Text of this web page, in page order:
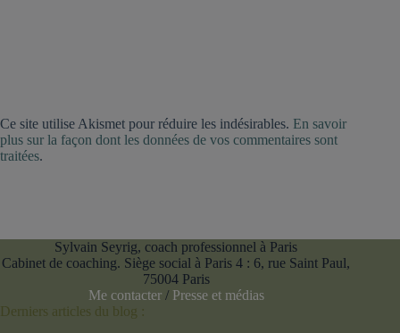
Ce site utilise Akismet pour réduire les indésirables. En savoir
plus sur la façon dont les données de vos commentaires sont
traitées.
Sylvain Seyrig, coach professionnel à Paris
Cabinet de coaching. Siège social à Paris 4 : 6, rue Saint Paul,
75004 Paris
Me contacter/ Presse et médias
Derniers articles du blog :